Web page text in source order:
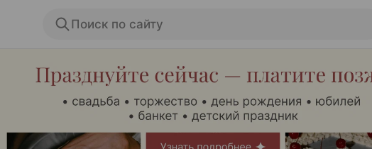
Поиск по сайту
ЭФФЕКТИВНАЯ РЕКЛАМА НА САЙТЕ